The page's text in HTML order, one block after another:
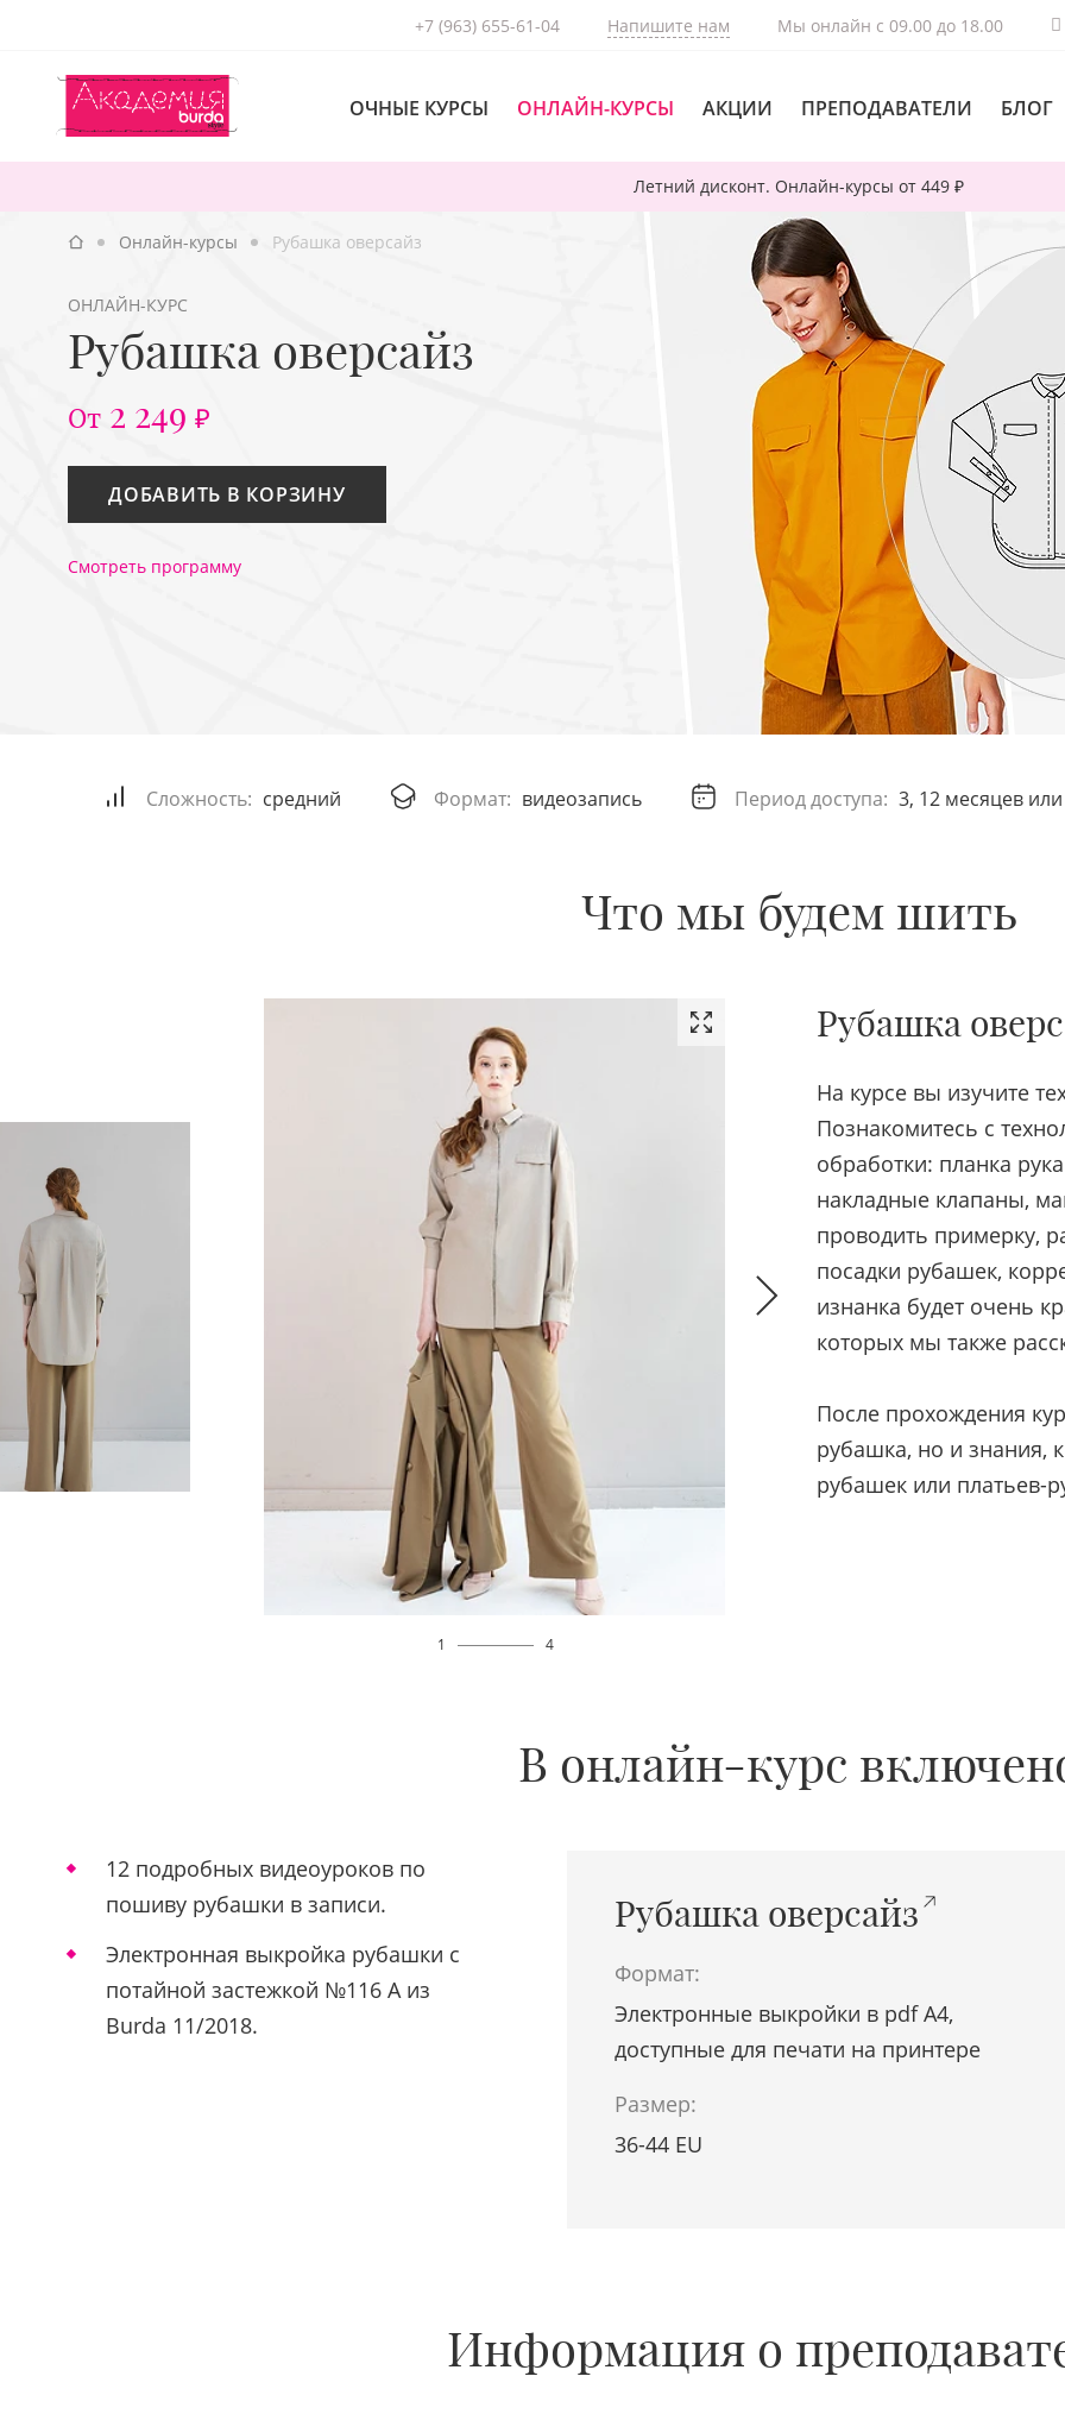
Летний дисконт. Онлайн-курсы от 449 ₽
+7 (963) 655-61-04 Напишите нам Мы онлайн с 09.00 до 18.00
ОЧНЫЕ КУРСЫ ОНЛАЙН-КУРСЫ АКЦИИ ПРЕПОДАВАТЕЛИ БЛОГ
Онлайн-курсы Рубашка оверсайз
ОНЛАЙН-КУРС
Рубашка оверсайз
От 2 249 ₽
ДОБАВИТЬ В КОРЗИНУ
Смотреть программу
Сложность: средний Формат: видеозапись Период доступа: 3, 12 месяцев
Что мы будем шить
1 4
Рубашка
На курсе вы изучите
Познакомитесь с
обработки: планка
накладные клапаны,
проводить примерку,
посадки рубашек,
изнанка будет очень
которых мы также
После прохождения
рубашка, но и знания,
рубашек или платьев-
В онлайн-курс
12 подробных видеоуроков по
пошиву рубашки в записи.
Электронная выкройка рубашки с
потайной застежкой №116 A из
Burda 11/2018.
Рубашка оверсайз
Формат:
Электронные выкройки в pdf A4,
доступные для печати на принтере
Размер:
36-44 EU
Информация о